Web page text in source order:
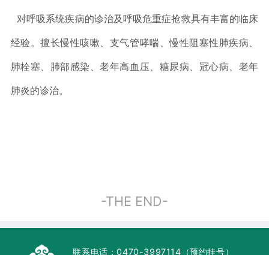
对呼吸系统疾病的诊治及呼吸危重症抢救具有丰富的临床
经验。擅长慢性咳嗽、支气管哮喘、慢性阻塞性肺疾病、
肺栓塞、肺部感染、老年高血压、糖尿病、冠心病、老年
肺炎的诊治。
-THE END-
联系电话：0470-3997114（预约挂号）